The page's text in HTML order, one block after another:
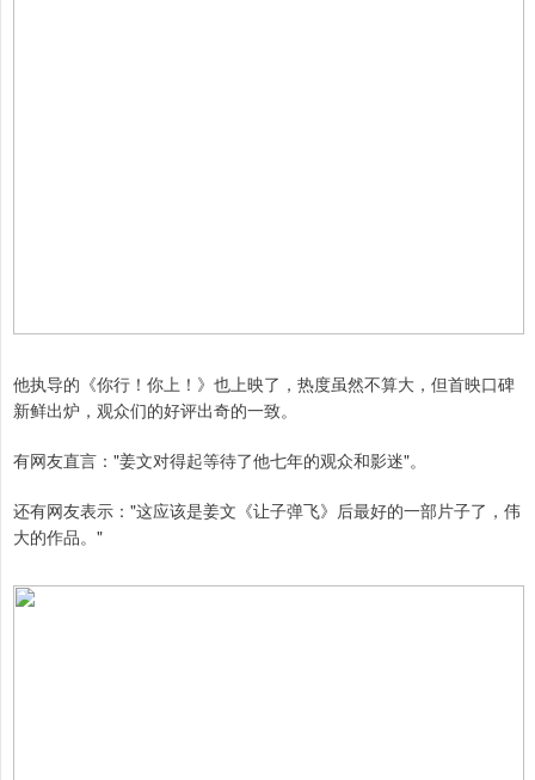
他执导的《你行！你上！》也上映了，热度虽然不算大，但首映口碑
新鲜出炉，观众们的好评出奇的一致。
有网友直言："姜文对得起等待了他七年的观众和影迷"。
还有网友表示："这应该是姜文《让子弹飞》后最好的一部片子了，伟
大的作品。"